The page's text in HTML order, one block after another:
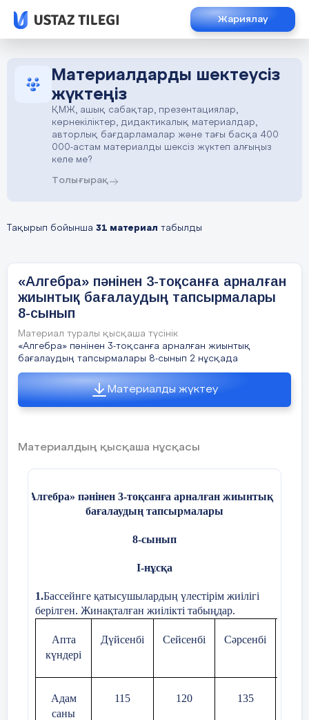
Жариялау
Материалдарды шектеусіз
жүктеңіз
ҚМЖ, ашық сабақтар, презентациялар,
көрнекіліктер, дидактикалық материалдар,
авторлық бағдарламалар және тағы басқа 400
000-астам материалды шексіз жүктеп алғыңыз
келе ме?
Толығырақ
Тақырып бойынша 31 материал табылды
«Алгебра» пәнінен 3-тоқсанға арналған
жиынтық бағалаудың тапсырмалары
8-сынып
Материал туралы қысқаша түсінік
«Алгебра» пәнінен 3-тоқсанға арналған жиынтық
бағалаудың тапсырмалары 8-сынып 2 нұсқада
Материалды жүктеу
Материалдың қысқаша нұсқасы
Алгебра» пәнінен 3-тоқсанға арналған жиынтық
бағалаудың тапсырмалары
8-сынып
І-нұсқа
1.Бассейнге қатысушылардың үлестірім жиілігі
берілген. Жинақталған жиілікті табыңдар.
Апта
күндері
Дүйсенбі Сейсенбі Сәрсенбі
Адам
саны
115 120 135